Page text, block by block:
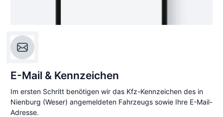
E-Mail & Kennzeichen
Im ersten Schritt benötigen wir das Kfz-Kennzeichen des in
Nienburg (Weser) angemeldeten Fahrzeugs sowie Ihre E-Mail-
Adresse.